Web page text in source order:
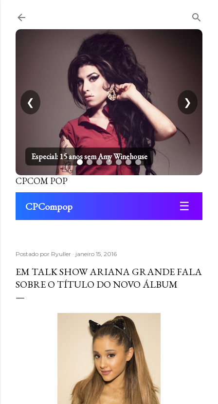
Especial: 15 anos sem Amy Winehouse
❮ ❯
CPCOM POP
CPCompop ☰
Postado por Ryuller janeiro 15, 2016
EM TALK SHOW ARIANA GRANDE FALA
SOBRE O TÍTULO DO NOVO ÁLBUM